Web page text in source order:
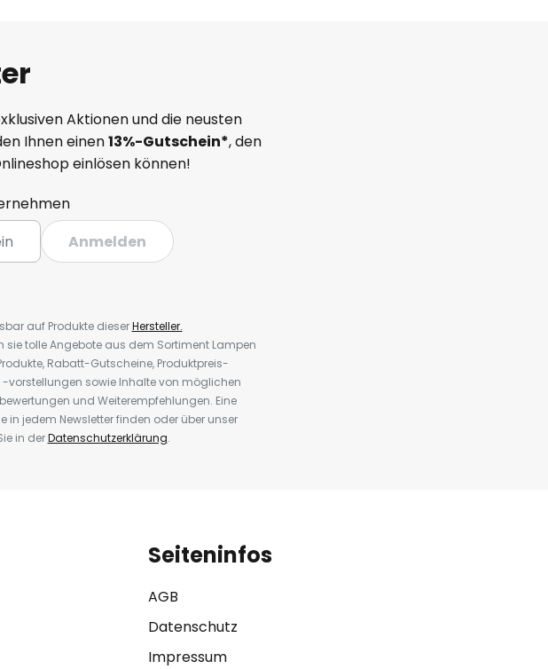
Aktionen und die neusten
Ihnen einen13%-Gutschein*, den
einlösen können!
Anmelden
auf Produkte dieserHersteller.
sie tolle Angebote aus dem Sortiment Lampen
Rabatt-Gutscheine, Produktpreis-
vorstellungen sowie Inhalte von möglichen
und Weiterempfehlungen. Eine
jedem Newsletter finden oder über unser
in derDatenschutzerklärung.
Seiteninfos
AGB
Datenschutz
Impressum